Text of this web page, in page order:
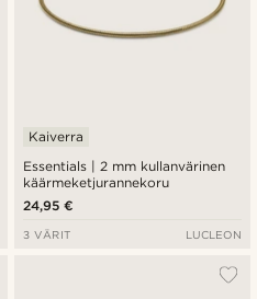
Essentials | 2 mm kullanvärinen
käärmeketjurannekoru
Kaiverra
24,95 €
3 VÄRIT LUCLEON